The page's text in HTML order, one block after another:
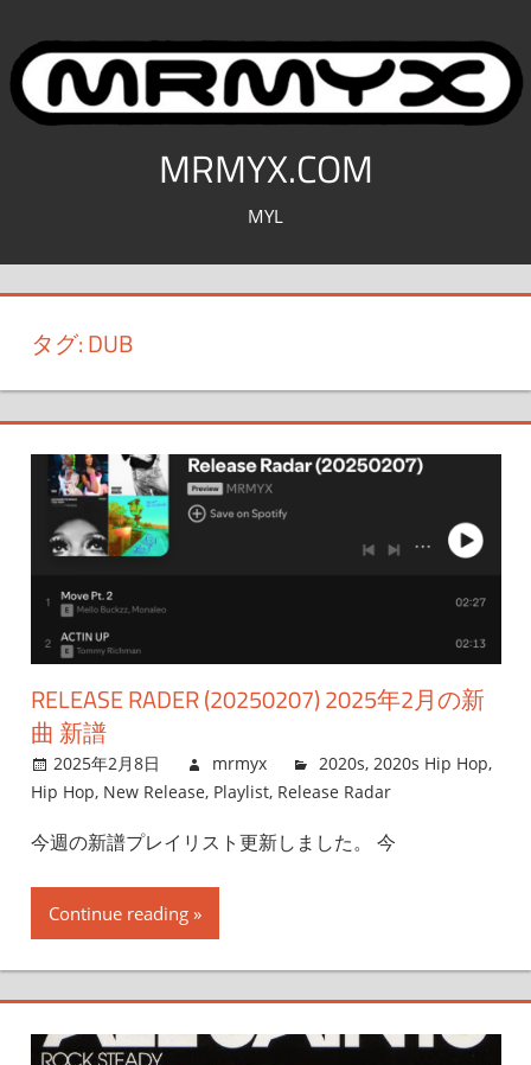
テ
ッ
MRMYX.COM
MYL
タグ:DUB
RELEASE RADER (20250207) 2025年2月の新
曲 新譜
2025年2月8日 mrmyx 2020s,2020s Hip Hop,
Hip Hop, New Release, Playlist, Release Radar
今週の新譜プレイリスト更新しました。 今
Continue reading